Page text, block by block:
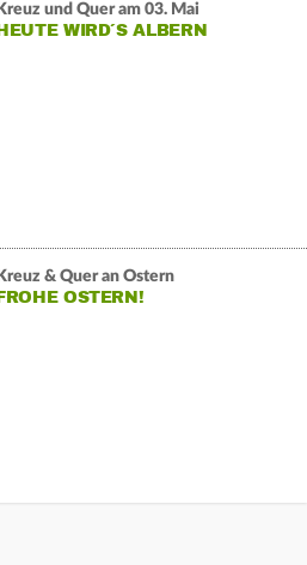
Kreuz und Quer am 03. Mai
WIRD´S ALBERN
Kreuz & Quer an Ostern
OSTERN!